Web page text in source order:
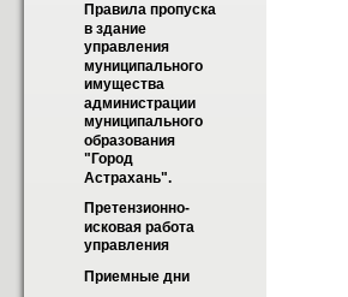
Правила пропуска
в здание
управления
муниципального
имущества
администрации
муниципального
образования
"Город
Астрахань".
Претензионно-
исковая работа
управления
Приемные дни